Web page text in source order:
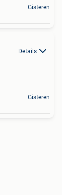
Gisteren
Details
Gisteren